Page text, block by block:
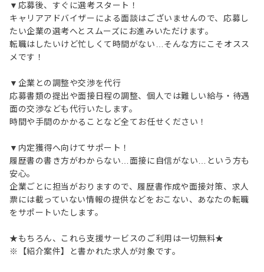
▼応募後、すぐに選考スタート！
キャリアアドバイザーによる面談はございませんので、応募し
たい企業の選考へとスムーズにお進みいただけます。
転職はしたいけど忙しくて時間がない…そんな方にこそオスス
メです！
▼企業との調整や交渉を代行
応募書類の提出や面接日程の調整、個人では難しい給与・待遇
面の交渉なども代行いたします。
時間や手間のかかることなど全てお任せください！
▼内定獲得へ向けてサポート！
履歴書の書き方がわからない…面接に自信がない…という方も
安心。
企業ごとに担当がおりますので、履歴書作成や面接対策、求人
票には載っていない情報の提供などをおこない、あなたの転職
をサポートいたします。
★もちろん、これら支援サービスのご利用は一切無料★
※【紹介案件】と書かれた求人が対象です。